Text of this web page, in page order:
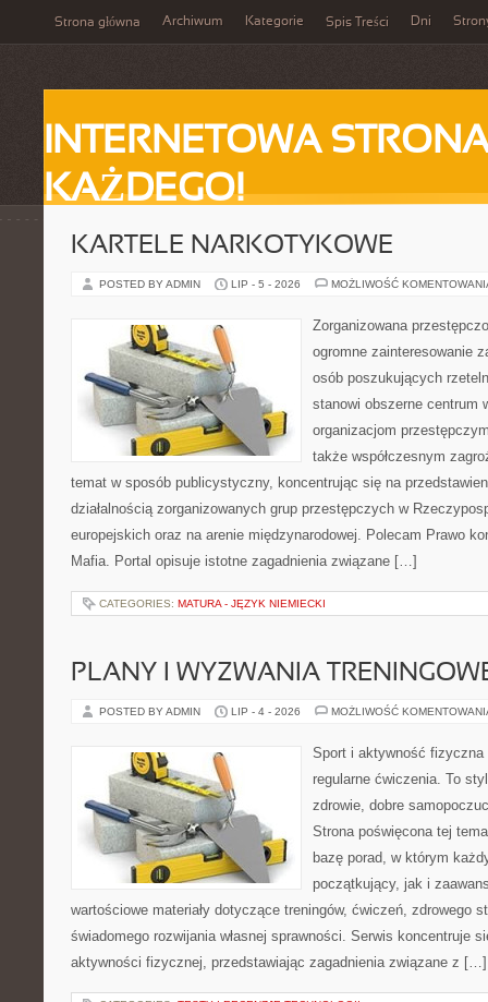
Strona główna Archiwum Kategorie Spis Treści Dni
INTERNETOWA
KAŻDEGO!
KARTELE NARKOTYKOWE
POSTED BY ADMIN LIP - 5 - 2026 MOŻLIWOŚĆ
Zorganizowana
ogromne zainteresowanie
osób poszukujących
stanowi obszerne centrum
organizacjom
także współczesnym
temat w sposób publicystyczny, koncentrując się na
działalnością zorganizowanych grup przestępczych w
europejskich oraz na arenie międzynarodowej. Polecam Prawo
Mafia. Portal opisuje istotne zagadnienia związane […]
CATEGORIES: MATURA - JĘZYK NIEMIECKI
PLANY I WYZWANIA
POSTED BY ADMIN LIP - 4 - 2026 MOŻLIWOŚĆ
Sport i aktywność
regularne ćwiczenia. To
zdrowie, dobre
Strona poświęcona tej
bazę porad, w którym
początkujący, jak i
wartościowe materiały dotyczące treningów, ćwiczeń, zdrowego
świadomego rozwijania własnej sprawności. Serwis koncentruje
aktywności fizycznej, przedstawiając zagadnienia związane z […]